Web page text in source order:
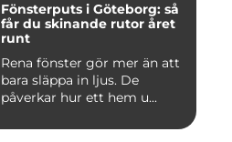
Fönsterputs i Göteborg: så
får du skinande rutor året
runt
Rena fönster gör mer än att
bara släppa in ljus. De
påverkar hur ett hem u...